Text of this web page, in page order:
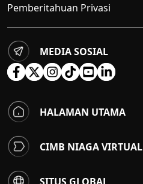
Pemberitahuan Privasi
MEDIA SOSIAL
HALAMAN UTAMA
CIMB NIAGA VIRTUAL